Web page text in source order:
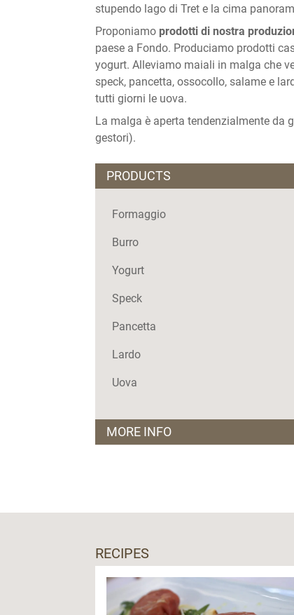
stupendo lago di Tret e la cima
Proponiamo prodotti di nostra
paese a Fondo. Produciamo prodotti
yogurt. Alleviamo maiali in malga che
speck, pancetta, ossocollo, salame e
tutti giorni le uova.
La malga è aperta tendenzialmente da
gestori).
PRODUCTS
Formaggio
Burro
Yogurt
Speck
Pancetta
Lardo
Uova
MORE INFO
In macchina:Dal paese di Fondo, in
malga di Fondo.
A piedi:
Dall’abitato del paese di Fondo
parcheggio dove inizia la strada
RECIPES